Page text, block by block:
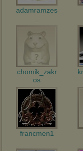
adamramzes
chomik_zakr
os
francmen1